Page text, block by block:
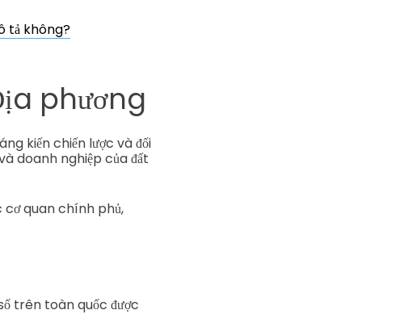
tả không?
phương
kiến chiến lược và đối
doanh nghiệp của đất
cơ quan chính phủ,
trên toàn quốc được